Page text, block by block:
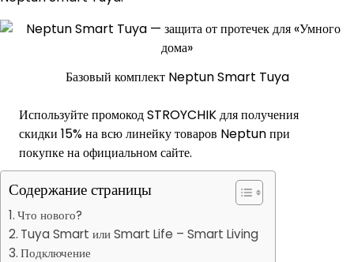
Базовый комплект Neptun Smart Tuya
Используйте промокод STROYCHIK для получения
скидки 15% на всю линейку товаров Neptun при
покупке на официальном сайте.
Содержание страницы
Что нового?
Tuya Smart или Smart Life – Smart Living
Подключение